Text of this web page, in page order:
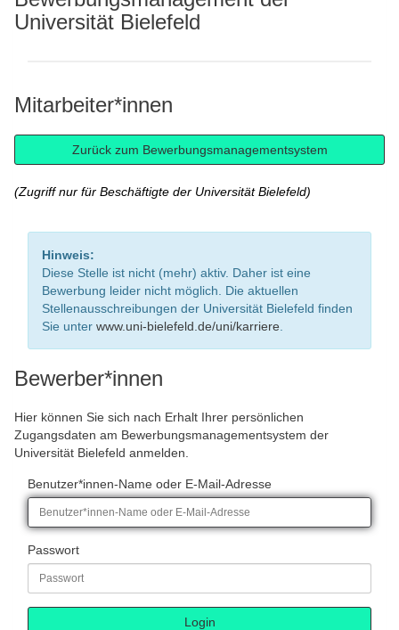
Universität Bielefeld
Mitarbeiter*innen
(Zugriff nur für Beschäftigte der Universität Bielefeld)
Hinweis:
Diese Stelle ist nicht (mehr) aktiv. Daher ist eine
Bewerbung leider nicht möglich. Die aktuellen
Stellenausschreibungen der Universität Bielefeld finden
Sie unter www.uni-bielefeld.de/uni/karriere
Bewerber*innen
Hier können Sie sich nach Erhalt Ihrer persönlichen
Zugangsdaten am Bewerbungsmanagementsystem der
Universität Bielefeld anmelden.
Benutzer*innen-Name oder E-Mail-Adresse
Passwort